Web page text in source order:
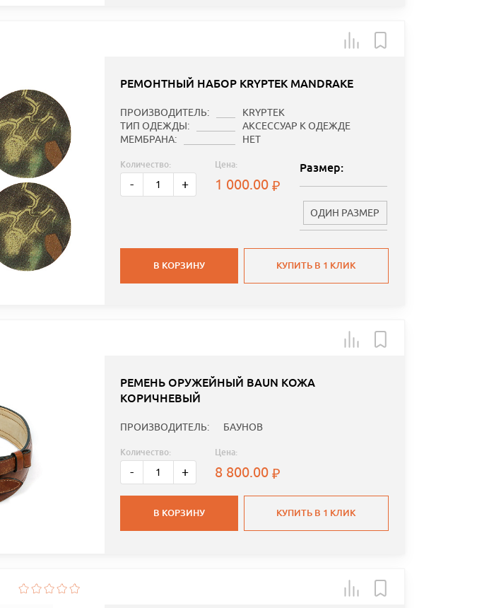
РЕМОНТНЫЙ НАБОР KRYPTEK MANDRAKE
ПРОИЗВОДИТЕЛЬ:
KRYPTEK
ТИП ОДЕЖДЫ:
АКСЕССУАР К ОДЕЖДЕ
МЕМБРАНА:
НЕТ
Количество:
- +
Цена:
1 000.00
Размер:
ОДИН РАЗМЕР
В КОРЗИНУ КУПИТЬ В 1 КЛИК
РЕМЕНЬ ОРУЖЕЙНЫЙ BAUN КОЖА
КОРИЧНЕВЫЙ
ПРОИЗВОДИТЕЛЬ: БАУНОВ
Количество:
- +
Цена:
8 800.00
В КОРЗИНУ КУПИТЬ В 1 КЛИК